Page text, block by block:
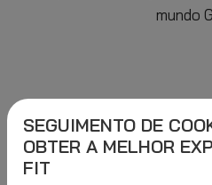
mundo
SEGUIMENTO DE
OBTER A MELHOR
FIT